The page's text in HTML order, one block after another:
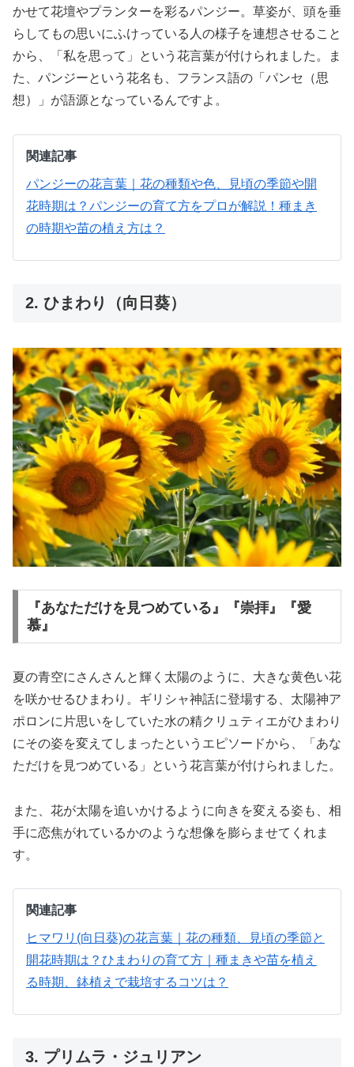
かせて花壇やプランターを彩るパンジー。草姿が、頭を垂
らしてもの思いにふけっている人の様子を連想させること
から、「私を思って」という花言葉が付けられました。ま
た、パンジーという花名も、フランス語の「パンセ（思
想）」が語源となっているんですよ。
関連記事
パンジーの花言葉｜花の種類や色、見頃の季節や開
花時期は？ パンジーの育て方をプロが解説！種まき
の時期や苗の植え方は？
2. ひまわり（向日葵）
『あなただけを見つめている』『崇拝』『愛
慕』
夏の青空にさんさんと輝く太陽のように、大きな黄色い花
を咲かせるひまわり。ギリシャ神話に登場する、太陽神ア
ポロンに片思いをしていた水の精クリュティエがひまわり
にその姿を変えてしまったというエピソードから、「あな
ただけを見つめている」という花言葉が付けられました。
また、花が太陽を追いかけるように向きを変える姿も、相
手に恋焦がれているかのような想像を膨らませてくれま
す。
関連記事
ヒマワリ(向日葵)の花言葉｜花の種類、見頃の季節と
開花時期は？ ひまわりの育て方｜種まきや苗を植え
る時期、鉢植えで栽培するコツは？
3. プリムラ・ジュリアン